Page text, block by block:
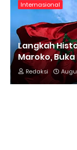
Internasional
Langkah
Maroko,
Redaksi